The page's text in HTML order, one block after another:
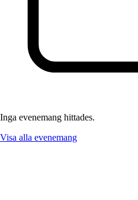
Inga evenemang hittades.
Visa alla evenemang